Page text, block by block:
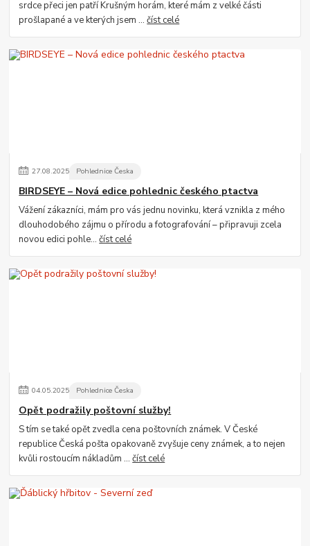
srdce přeci jen patří Krušným horám, které mám z velké části
prošlapané a ve kterých jsem ...číst celé
27.08.2025 Pohlednice Česka
BIRDSEYE – Nová edice pohlednic českého ptactva
Vážení zákazníci, mám pro vás jednu novinku, která vznikla z mého
dlouhodobého zájmu o přírodu a fotografování – připravuji zcela
novou edici pohle...číst celé
04.05.2025 Pohlednice Česka
Opět podražily poštovní služby!
S tím se také opět zvedla cena poštovních známek. V České
republice Česká pošta opakovaně zvyšuje ceny známek, a to nejen
kvůli rostoucím nákladům ...číst celé